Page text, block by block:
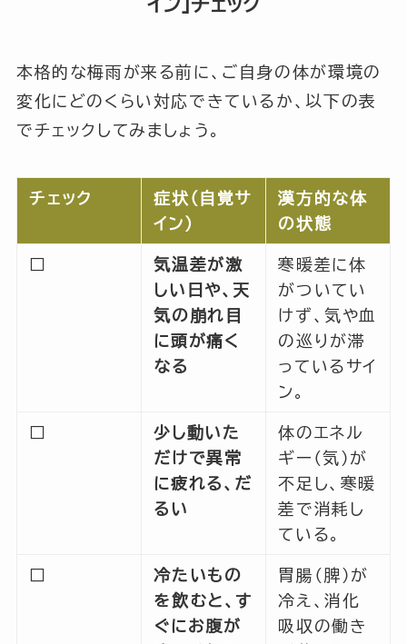
イン」チェック
本格的な梅雨が来る前に、ご自身の体が環境の
変化にどのくらい対応できているか、以下の表
でチェックしてみましょう。
チェック
症状（自覚サ
イン）
漢方的な体
の状態
□
気温差が激
しい日や、天
気の崩れ目
に頭が痛く
なる
寒暖差に体
がついてい
けず、気や血
の巡りが滞
っているサイ
ン。
□
少し動いた
だけで異常
に疲れる、だ
るい
体のエネル
ギー（気）が
不足し、寒暖
差で消耗し
ている。
□
冷たいもの
を飲むと、す
ぐにお腹が
胃腸（脾）が
冷え、消化
吸収の働き